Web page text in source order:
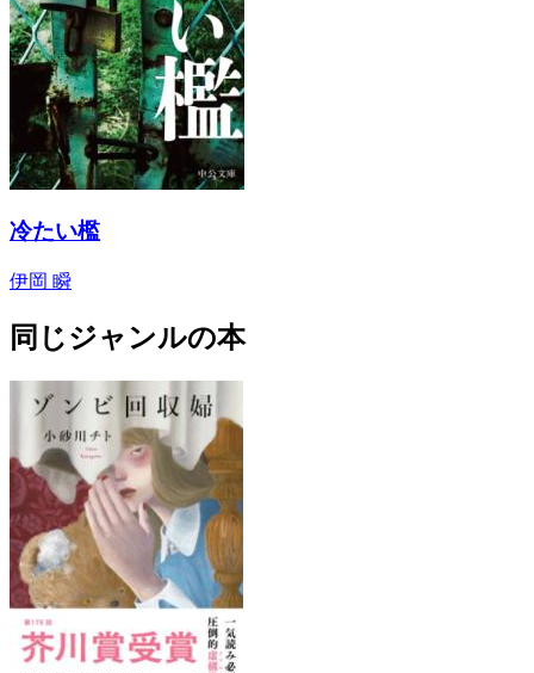
冷たい檻
伊岡 瞬
同じジャンルの本